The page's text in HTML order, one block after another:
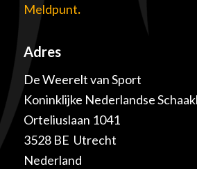
Meldpunt.
Adres
De Weerelt van Sport
Koninklijke Nederlandse
Orteliuslaan 1041
3528 BE Utrecht
Nederland